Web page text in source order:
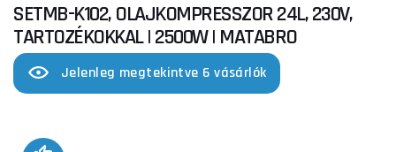
SETMB-K102, OLAJKOMPRESSZOR 24L, 230V,
TARTOZÉKOKKAL | 2500W | MATABRO
Jelenleg megtekintve 6 vásárlók